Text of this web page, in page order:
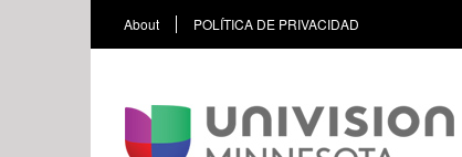
About POLÍTICA DE PRIVACIDAD